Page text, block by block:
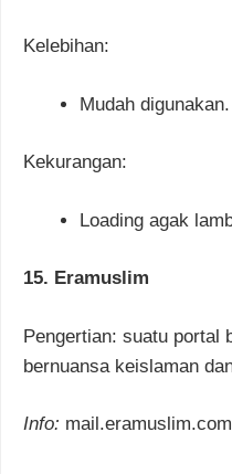
Kelebihan:
Mudah digunakan.
Kekurangan:
Loading agak
15. Eramuslim
Pengertian: suatu portal
bernuansa keislaman
Info: mail.eramuslim.com